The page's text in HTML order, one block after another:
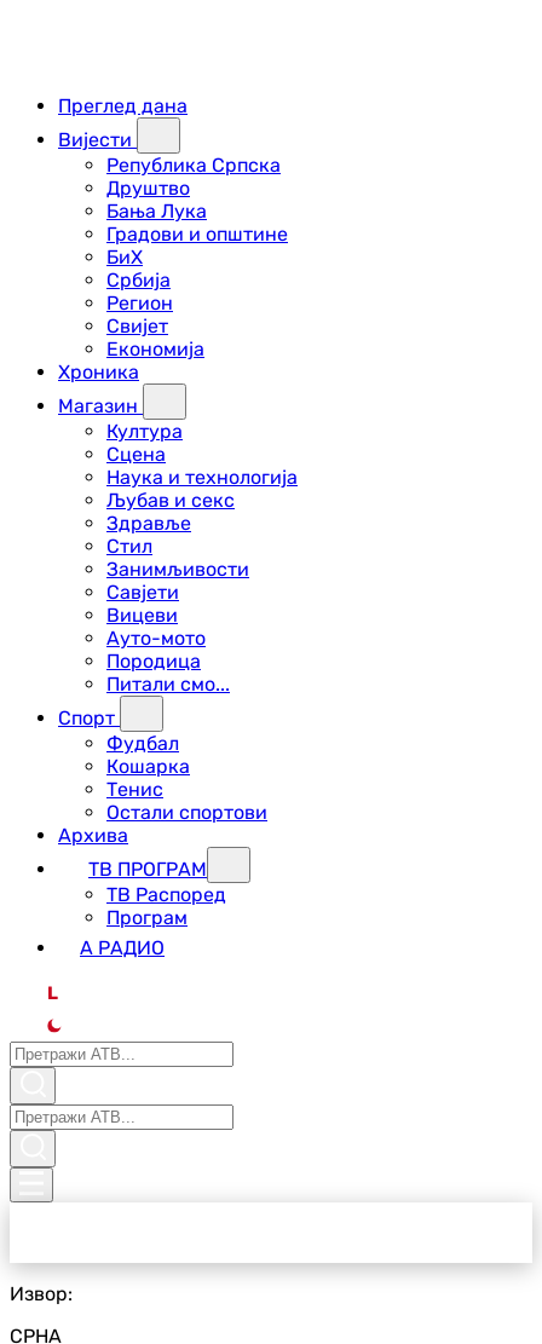
Преглед дана
Вијести
Република Српска
Друштво
Бања Лука
Градови и општине
БиХ
Србија
Регион
Свијет
Економија
Хроника
Магазин
Култура
Сцена
Наука и технологија
Љубав и секс
Здравље
Стил
Занимљивости
Савјети
Вицеви
Ауто-мото
Породица
Питали смо...
Спорт
Фудбал
Кошарка
Тенис
Остали спортови
Архива
ТВ ПРОГРАМ
ТВ Распоред
Програм
А РАДИО
L
Извор:
СРНА